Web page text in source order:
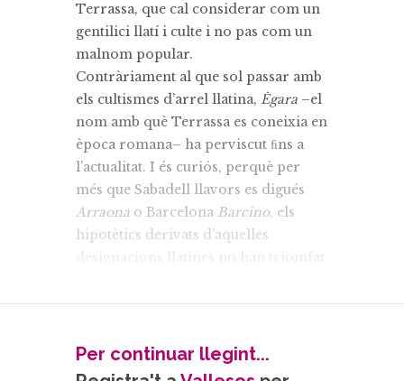
Terrassa, que cal considerar com un
gentilici llatí i culte i no pas com un
malnom popular.
Contràriament al que sol passar amb
els cultismes d’arrel llatina, Ègara –el
nom amb què Terrassa es coneixia en
època romana– ha perviscut ﬁns a
l’actualitat. I és curiós, perquè per
més que Sabadell llavors es digués
Arraona o Barcelona Barcino, els
hipotètics derivats d’aquelles
habitants de Mataró (Iluro) o
El nom d’Ègaracorrespon al de
l’antic municipi romà ubicat dins el
Per continuar llegint...